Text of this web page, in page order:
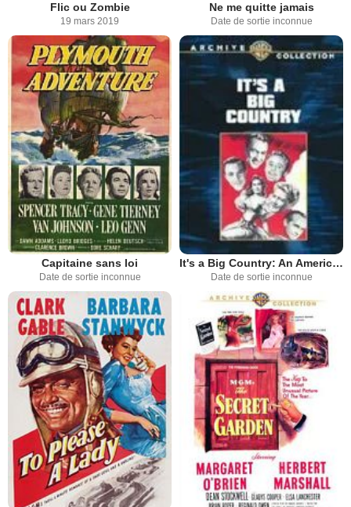
Flic ou Zombie
19 mars 2019
Ne me quitte jamais
Date de sortie inconnue
Capitaine sans loi
Date de sortie inconnue
It's a Big Country: An American Anthology
Date de sortie inconnue